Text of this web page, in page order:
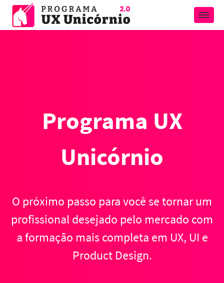
Programa UX
Unicórnio
O próximo passo para você se tornar um
profissional desejado pelo mercado com
a formação mais completa em UX, UI e
Product Design.